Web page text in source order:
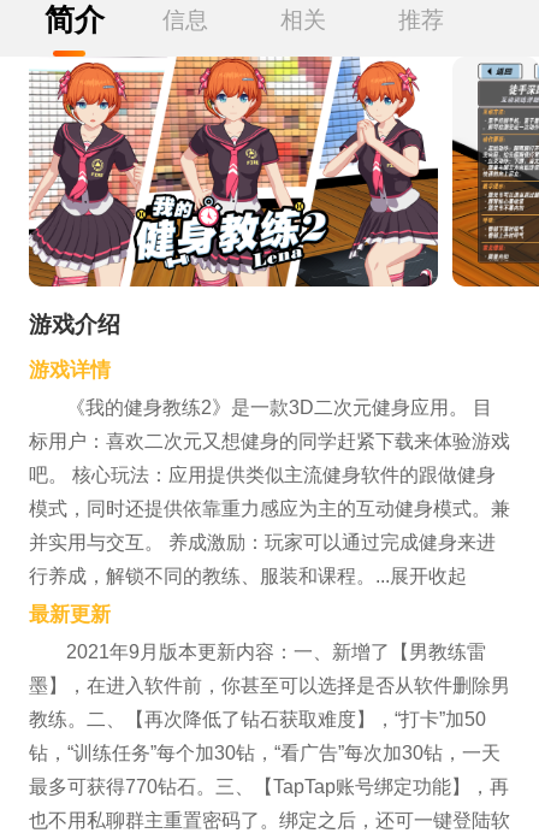
简介 信息 相关 推荐
游戏介绍
游戏详情
《我的健身教练2》是一款3D二次元健身应用。 目
标用户：喜欢二次元又想健身的同学赶紧下载来体验游戏
吧。 核心玩法：应用提供类似主流健身软件的跟做健身
模式，同时还提供依靠重力感应为主的互动健身模式。兼
并实用与交互。 养成激励：玩家可以通过完成健身来进
行养成，解锁不同的教练、服装和课程。...展开收起
最新更新
2021年9月版本更新内容：一、新增了【男教练雷
墨】，在进入软件前，你甚至可以选择是否从软件删除男
教练。二、【再次降低了钻石获取难度】，“打卡”加50
钻，“训练任务”每个加30钻，“看广告”每次加30钻，一天
最多可获得770钻石。三、【TapTap账号绑定功能】，再
也不用私聊群主重置密码了。绑定之后，还可一键登陆软